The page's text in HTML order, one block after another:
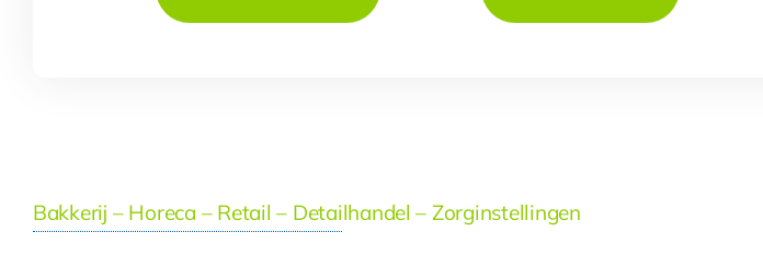
Bakkerij – Horeca – Retail – Detailhandel – Zorginstellingen